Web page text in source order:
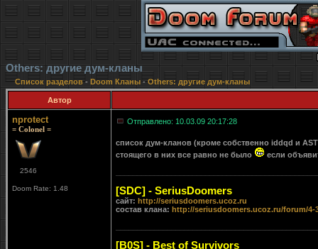
Others: другие дум-кланы
Список разделов- Doom Кланы-Others: другие дум-кланы
Автор
nprotect
= Colonel =
2546
Doom Rate: 1.48
Отправлено: 10.03.09 20:17:28
список дум-кланов (кроме собственно iddqd и
стоящего в них все равно не было
если
[SDC] - SeriusDoomers
сайт: http://seriusdoomers.ucoz.ru
состав клана: http://seriusdoomers.ucoz.ru/forum/4-
[B0S] - Best of Survivors